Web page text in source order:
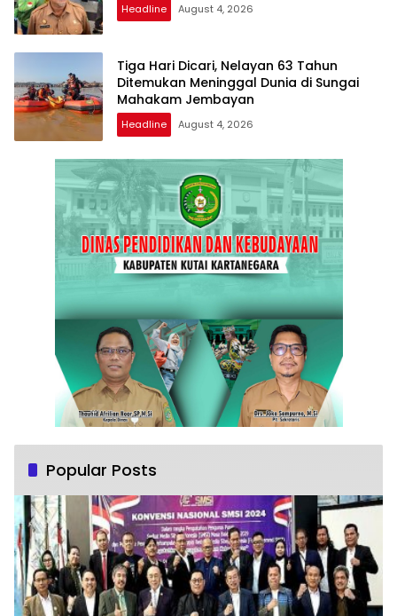
Headline August 4, 2026
Tiga Hari Dicari, Nelayan 63 Tahun
Ditemukan Meninggal Dunia di Sungai
Mahakam Jembayan
Headline August 4, 2026
Popular Posts